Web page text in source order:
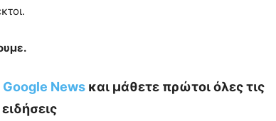
Newsκαι μάθετε πρώτοι όλες τις
ειδήσεις